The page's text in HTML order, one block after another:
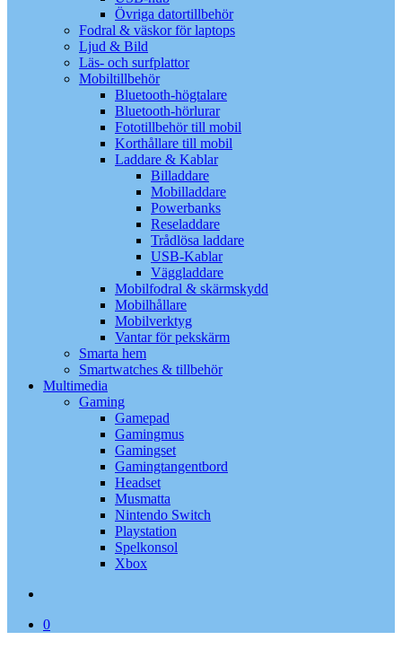
Övriga datortillbehör
Fodral & väskor för laptops
Ljud & Bild
Läs- och surfplattor
Mobiltillbehör
Bluetooth-högtalare
Bluetooth-hörlurar
Fototillbehör till mobil
Korthållare till mobil
Laddare & Kablar
Billaddare
Mobilladdare
Powerbanks
Reseladdare
Trådlösa laddare
USB-Kablar
Väggladdare
Mobilfodral & skärmskydd
Mobilhållare
Mobilverktyg
Vantar för pekskärm
Smarta hem
Smartwatches & tillbehör
Multimedia
Gaming
Gamepad
Gamingmus
Gamingset
Gamingtangentbord
Headset
Musmatta
Nintendo Switch
Playstation
Spelkonsol
Xbox
0